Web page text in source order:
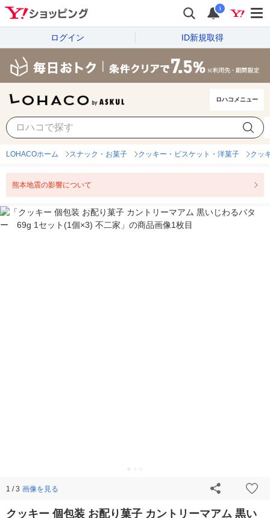
i
ログイン ID新規取得
ロハコメニュー
LOHACOホーム スナック・お菓子 クッキー・ビスケット・洋菓子 クッ
熊本地震の影響について
1 / 3 画像を見る
クッキー 個包装 お配り菓子 カントリーマアム 黒い